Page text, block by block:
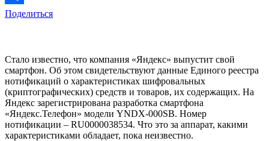
Поделиться
Стало известно, что компания «Яндекс» выпустит свой
смартфон. Об этом свидетельствуют данные Единого реестра
нотификаций о характеристиках шифровальных
(криптографических) средств и товаров, их содержащих. На
Яндекс зарегистрирована разработка смартфона
«Яндекс.Телефон» модели YNDX-000SB. Номер
нотификации – RU0000038534. Что это за аппарат, какими
характеристиками обладает, пока неизвестно.